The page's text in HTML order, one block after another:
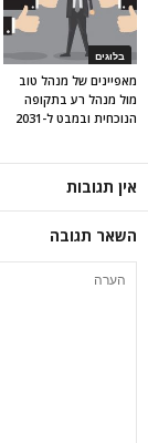
בלוגים
מאפיינים של מנהל טוב
מול מנהל רע בתקופה
הנוכחית ובמבט ל-2031
אין תגובות
השאר תגובה